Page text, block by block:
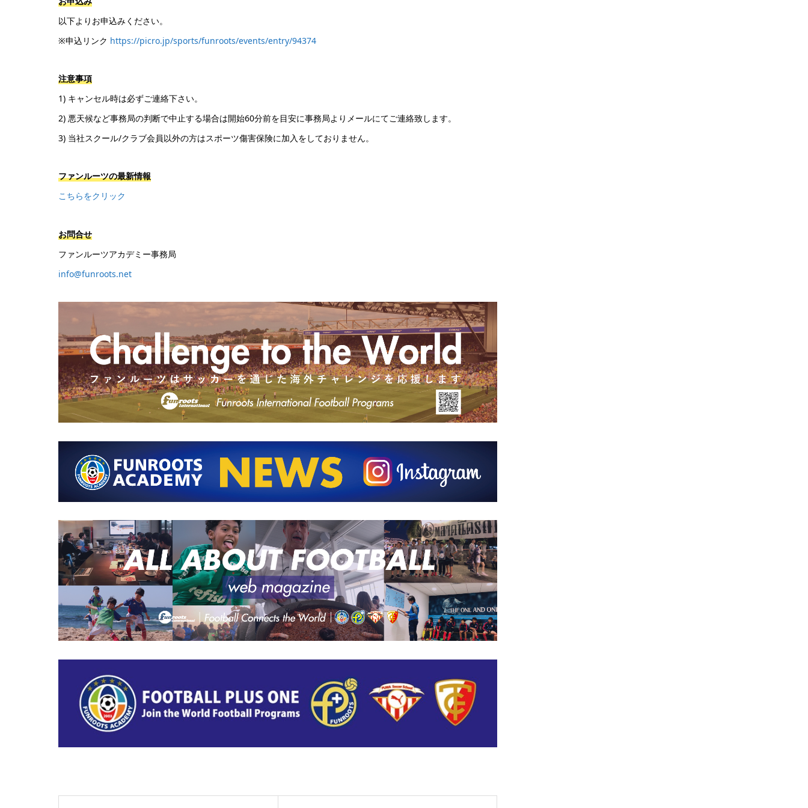
以下よりお申込みください。
※申込リンク https://picro.jp/sports/funroots/events/entry/94374
注意事項
1) キャンセル時は必ずご連絡下さい。
2) 悪天候など事務局の判断で中止する場合は開始60分前を目安に事務局よりメールにてご連絡致します。
3) 当社スクール/クラブ会員以外の方はスポーツ傷害保険に加入をしておりません。
ファンルーツの最新情報
こちらをクリック
お問合せ
ファンルーツアカデミー事務局
info@funroots.net